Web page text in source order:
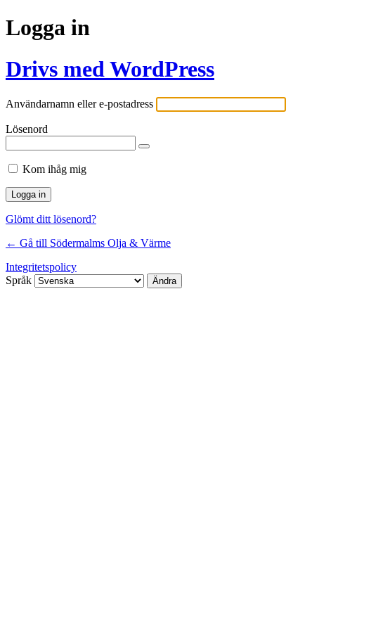
Logga in
Drivs med WordPress
Användarnamn eller e-postadress
Lösenord
Kom ihåg mig
Glömt ditt lösenord?
← Gå till Södermalms Olja & Värme
Integritetspolicy
Språk